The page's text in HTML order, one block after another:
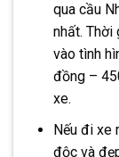
qua cầu
nhất. Thời
vào tình
đồng –
xe.
Nếu đi xe
độc và